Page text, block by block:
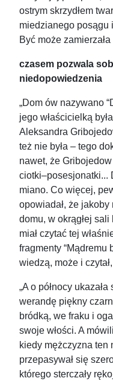
ostrym skrzydłem
miedzianego posągu
Być może
czasem pozwala
niedopowiedzenia
„Dom ów nazywano
jego właścicielką
Aleksandra
też nie była – tego
nawet, że
ciotki–posesjonatki...
miano. Co więcej,
opowiadał, że
domu, w okrągłej
miał czytać tej
fragmenty “Mądremu
wiedzą, może i
„A o północy
werandę piękny
bródką, we fraku i
swoje włości. A
kiedy mężczyzna ten
przepasywał się
którego sterczały